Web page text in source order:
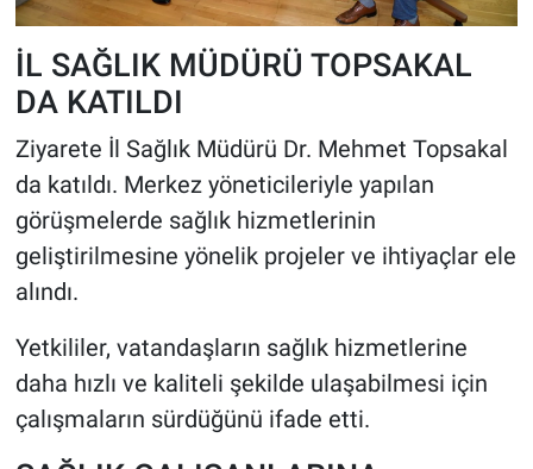
İL SAĞLIK MÜDÜRÜ TOPSAKAL
DA KATILDI
Ziyarete İl Sağlık Müdürü Dr. Mehmet Topsakal
da katıldı. Merkez yöneticileriyle yapılan
görüşmelerde sağlık hizmetlerinin
geliştirilmesine yönelik projeler ve ihtiyaçlar ele
alındı.
Yetkililer, vatandaşların sağlık hizmetlerine
daha hızlı ve kaliteli şekilde ulaşabilmesi için
çalışmaların sürdüğünü ifade etti.